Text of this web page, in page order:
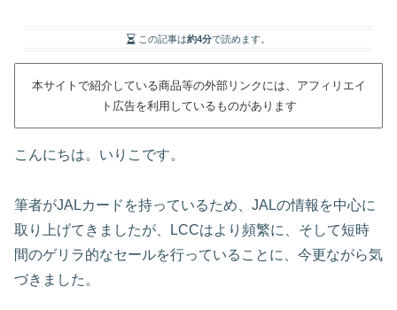
この記事は約4分で読めます。
本サイトで紹介している商品等の外部リンクには、アフィリエイ
ト広告を利用しているものがあります
こんにちは。いりこです。
筆者がJALカードを持っているため、JALの情報を中心に
取り上げてきましたが、LCCはより頻繁に、そして短時
間のゲリラ的なセールを行っていることに、今更ながら気
づきました。